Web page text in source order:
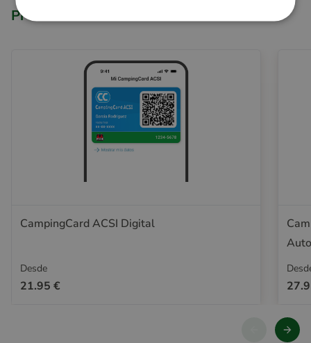
Productos relacionados
CampingCard ACSI Digital
Desde
21.95 €